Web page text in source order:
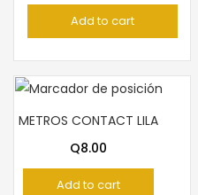
Add to cart
METROS CONTACT LILA
Q8.00
Add to cart